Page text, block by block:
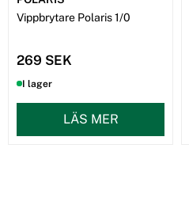
Vippbrytare Polaris 1/0
269 SEK
I lager
LÄS MER